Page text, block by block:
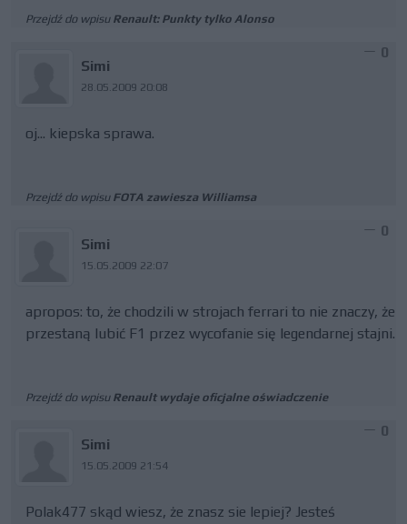
Przejdź do wpisu Renault: Punkty tylko Alonso
Simi
28.05.2009 20:08
0
oj... kiepska sprawa.
Przejdź do wpisu FOTA zawiesza Williamsa
Simi
15.05.2009 22:07
0
apropos: to, że chodzili w strojach ferrari to nie znaczy, że
przestaną lubić F1 przez wycofanie się legendarnej stajni.
Przejdź do wpisu Renault wydaje oficjalne oświadczenie
Simi
15.05.2009 21:54
0
Polak477 skąd wiesz, że znasz sie lepiej? Jesteś